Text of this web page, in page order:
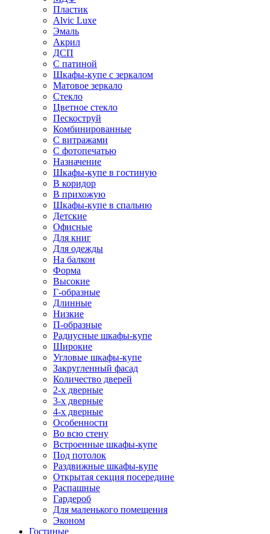
Пластик
Alvic Luxe
Эмаль
Акрил
ДСП
С патиной
Шкафы-купе с зеркалом
Матовое зеркало
Стекло
Цветное стекло
Пескоструй
Комбинированные
С витражами
С фотопечатью
Назначение
Шкафы-купе в гостиную
В коридор
В прихожую
Шкафы-купе в спальню
Детские
Офисные
Для книг
Для одежды
На балкон
Форма
Высокие
Г-образные
Длинные
Низкие
П-образные
Радиусные шкафы-купе
Широкие
Угловые шкафы-купе
Закругленный фасад
Количество дверей
2-х дверные
3-х дверные
4-х дверные
Особенности
Во всю стену
Встроенные шкафы-купе
Под потолок
Раздвижные шкафы-купе
Открытая секция посередине
Распашные
Гардероб
Для маленького помещения
Эконом
Гостиные